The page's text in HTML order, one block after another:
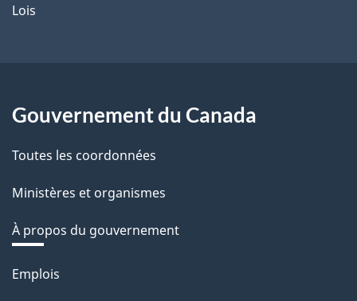
Lois
Gouvernement du Canada
Toutes les coordonnées
Ministères et organismes
À propos du gouvernement
Thèmes
Emplois